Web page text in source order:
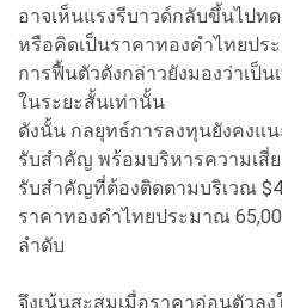
อาจเห็นแรงรีบาวด์กลับขึ้นไปท
หรือคิดเป็นราคาทองคำไทยปร
การฟื้นตัวดังกล่าวยังมองว่าเป็
ในระยะสั้นเท่านั้น
ดังนั้น กลยุทธ์การลงทุนยังคงแ
รับสำคัญ พร้อมบริหารความเสี่
รับสำคัญที่ต้องติดตามบริเวณ
ราคาทองคำไทยประมาณ
ลำดับ
จึงเน้นสะสมเมื่อราคาอ่อนตัวล